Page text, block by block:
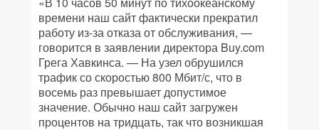
времени наш сайт фактически прекратил
работу из-за отказа от обслуживания, —
говорится в заявлении директора Buy.com
Грега Хавкинса. — На узел обрушился
трафик со скоростью 800 Мбит/с, что в
восемь раз превышает допустимое
значение. Обычно наш сайт загружен
процентов на тридцать, так что возникшая